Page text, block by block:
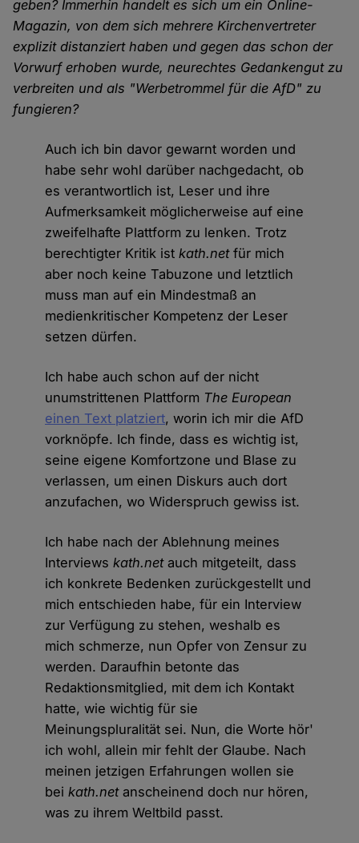
geben? Immerhin handelt es sich um ein Online-
Magazin, von dem sich mehrere Kirchenvertreter
explizit distanziert haben und gegen das schon der
Vorwurf erhoben wurde, neurechtes Gedankengut zu
verbreiten und als "Werbetrommel für die AfD" zu
fungieren?
Auch ich bin davor gewarnt worden und
habe sehr wohl darüber nachgedacht, ob
es verantwortlich ist, Leser und ihre
Aufmerksamkeit möglicherweise auf eine
zweifelhafte Plattform zu lenken. Trotz
berechtigter Kritik istkath.netfür mich
aber noch keine Tabuzone und letztlich
muss man auf ein Mindestmaß an
medienkritischer Kompetenz der Leser
setzen dürfen.
Ich habe auch schon auf der nicht
unumstrittenen Plattform The European
einen Text platziert, worin ich mir die AfD
vorknöpfe. Ich finde, dass es wichtig ist,
seine eigene Komfortzone und Blase zu
verlassen, um einen Diskurs auch dort
anzufachen, wo Widerspruch gewiss ist.
Ich habe nach der Ablehnung meines
Interviewskath.netauch mitgeteilt, dass
ich konkrete Bedenken zurückgestellt und
mich entschieden habe, für ein Interview
zur Verfügung zu stehen, weshalb es
mich schmerze, nun Opfer von Zensur zu
werden. Daraufhin betonte das
Redaktionsmitglied, mit dem ich Kontakt
hatte, wie wichtig für sie
Meinungspluralität sei. Nun, die Worte hör'
ich wohl, allein mir fehlt der Glaube. Nach
meinen jetzigen Erfahrungen wollen sie
beikath.netanscheinend doch nur hören,
was zu ihrem Weltbild passt.